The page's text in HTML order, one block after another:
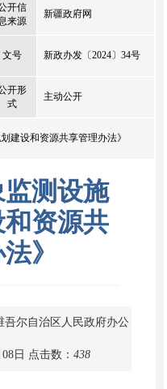
开信
来源
新疆政府网
文号 新政办发〔2024〕34号
开形
式
主动公开
建设和资源共享管理办法》
监测设施
资源共
》
吾尔自治区人民政府办公
日 点击数： 438